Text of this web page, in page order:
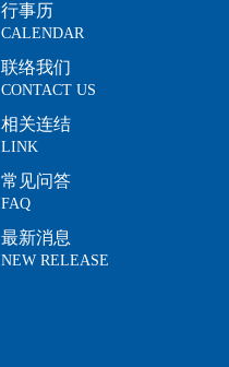
行事历
CALENDAR
联络我们
CONTACT US
相关连结
LINK
常见问答
FAQ
最新消息
NEW RELEASE